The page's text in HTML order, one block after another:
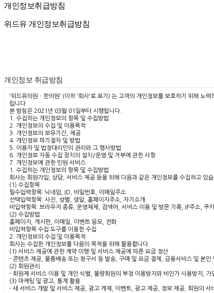
개인정보취급방침
개인정보취급방침
위드유 개인정보취급방침
개인정보 취급방침
'위드유의원ㆍ한의원' (이하 '회사'로 표기) 는 고객의 개인정보를 보호하기 위해 노
립니다.
본 방침은 2021년 03월 01일부터 시행됩니다.
1. 수집하는 개인정보의 항목 및 수집방법
2. 개인정보의 수집 및 이용목적
3. 개인정보의 보유기간, 제공
4. 개인정보 파기절차 및 방법
5. 이용자 및 법정대리인의 권리와 그 행사방법
6. 개인정보 자동 수집 장치의 설치/운영 및 거부에 관한 사항
7. 개인정보에 관한 민원 서비스
1. 수집하는 개인정보의 항목 및 수집방법
회사는 회원가입, 상담, 서비스 제공 등을 위해 다음과 같은 개인정보를 수집하고 있습
(1) 수집항목
필수입력항목: 닉네임, ID, 비밀번호, 이메일주소
선택입력항목: 사진, 성별, 생일, 홈페이지주소, 자기소개
비입력항목: 브라우저 종류, 운영체제, 검색어, 서비스 이용 및 방문 기록, IP주소, 쿠키
(2) 수집방법
홈페이지, 게시판, 이메일, 이벤트 응모, 전화
비입력항목 수집 도구를 이용한 수집
2. 개인정보의 수집 및 이용목적
회사는 수집한 개인정보를 다음의 목적을 위해 활용합니다.
(1) 서비스 제공에 관한 계약 이행 및 서비스 제공에 따른 요금 정산
- 콘텐츠 제공, 물품배송 또는 청구서 등 발송, 구매 및 요금 결제, 금융서비스 및 본인
(2) 회원관리
- 회원제 서비스 이용 및 개인 식별, 불량회원의 부정 이용방지와 비인가 사용방지,
(3) 마케팅 및 광고, 통계 활용
- 새 서비스 개발 및 서비스 제공, 광고 게재, 이벤트, 광고 제공, 정보 제공, 회원의 서